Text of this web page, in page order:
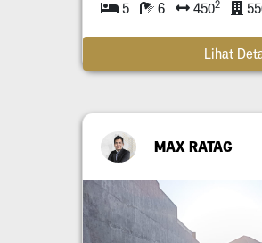
5 6 4502
Lihat
MAX RATAG